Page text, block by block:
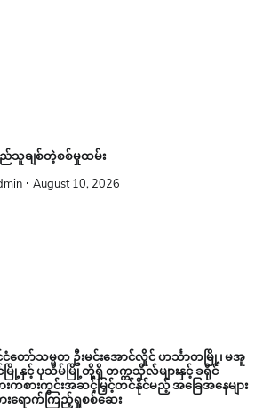
ည်သူချစ်တဲ့စစ်မှုထမ်း
August 10, 2026
ငံတော်သမ္မတ ဦးမင်းအောင်လှိုင် ဟင်္သာတမြို့၊ မအူ
မြို့နှင့် ပုသိမ်မြို့တို့ရှိ တက္ကသိုလ်များနှင့် ခရိုင်
းကစားကွင်းအဆင့်မြှင့်တင်နိုင်မည့် အခြေအနေများ
းရောက်ကြည့်ရှုစစ်ဆေး